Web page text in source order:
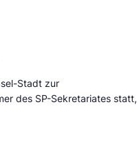
Stadt zur
des SP-Sekretariates statt,